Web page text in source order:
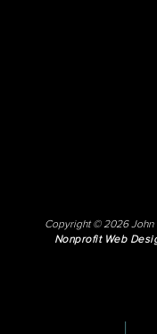
Copyright © 2026 John
Nonprofit Web